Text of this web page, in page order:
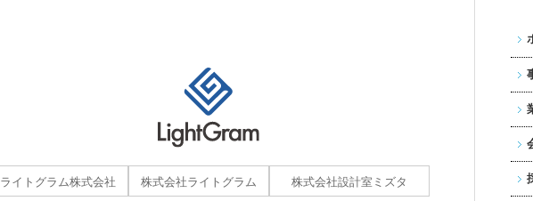
ライトグラム株式会社 株式会社ライトグラム 株式会社設計室ミズタ